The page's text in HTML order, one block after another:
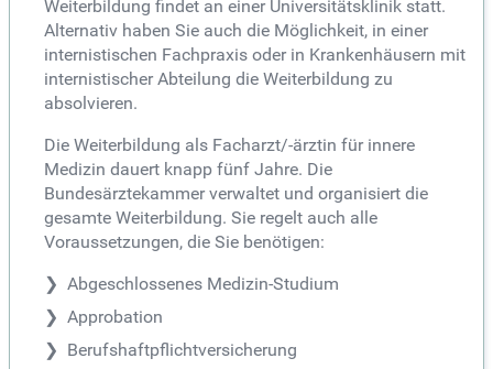
Weiterbildung findet an einer Universitätsklinik statt.
Alternativ haben Sie auch die Möglichkeit, in einer
internistischen Fachpraxis oder in Krankenhäusern mit
internistischer Abteilung die Weiterbildung zu
absolvieren.
Die Weiterbildung als Facharzt/-ärztin für innere
Medizin dauert knapp fünf Jahre. Die
Bundesärztekammer verwaltet und organisiert die
gesamte Weiterbildung. Sie regelt auch alle
Voraussetzungen, die Sie benötigen:
Abgeschlossenes Medizin-Studium
Approbation
Berufshaftpflichtversicherung